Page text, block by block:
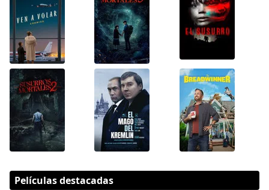
Películas destacadas